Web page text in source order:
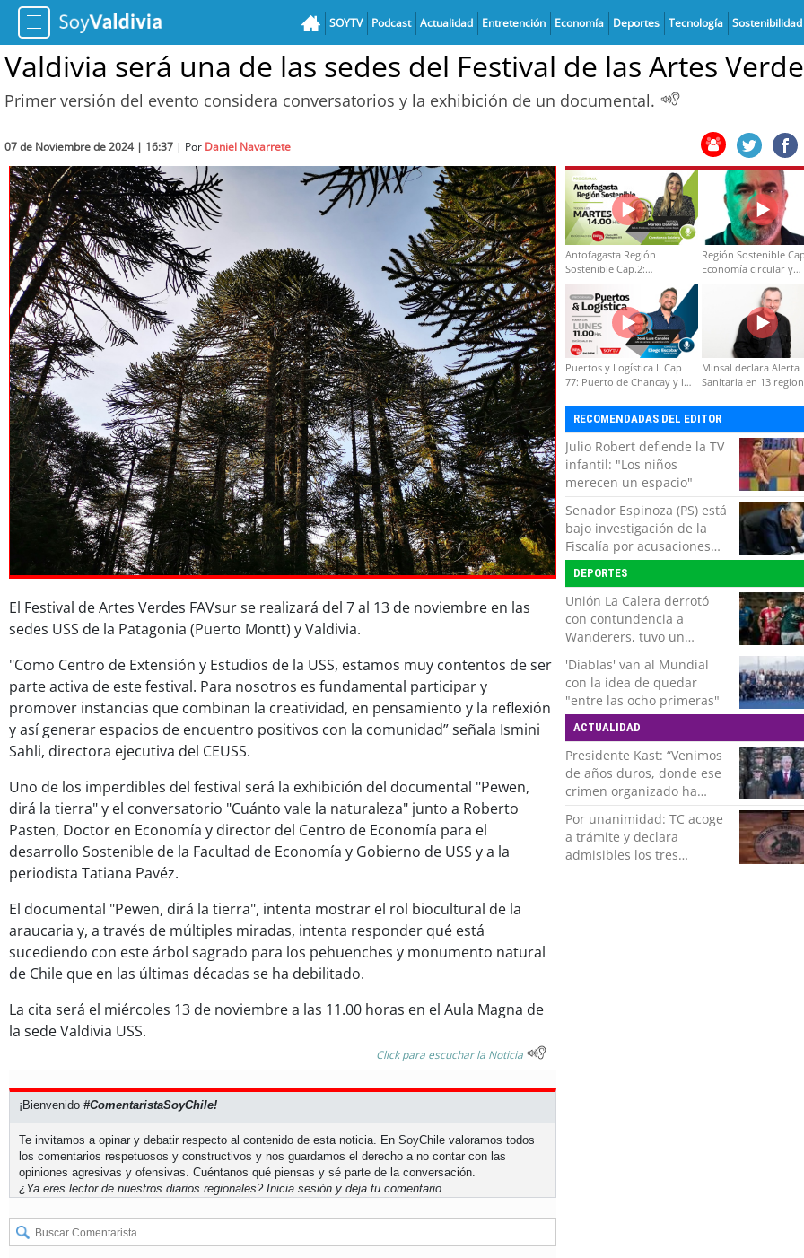
SOYTV Podcast Actualidad Entretención Economía Deportes Tecnología Sostenibilidad
Valdivia será una de las sedes del Festival de las Artes
Primer versión del evento considera conversatorios y la exhibición de un documental.
07 de Noviembre de 2024 | 16:37 | Por Daniel Navarrete
El Festival de Artes Verdes FAVsur se realizará del 7 al 13 de noviembre en las
sedes USS de la Patagonia (Puerto Montt) y Valdivia.
"Como Centro de Extensión y Estudios de la USS, estamos muy contentos de ser
parte activa de este festival. Para nosotros es fundamental participar y
promover instancias que combinan la creatividad, en pensamiento y la reflexión
y así generar espacios de encuentro positivos con la comunidad” señala Ismini
Sahli, directora ejecutiva del CEUSS.
Uno de los imperdibles del festival será la exhibición del documental "Pewen,
dirá la tierra" y el conversatorio "Cuánto vale la naturaleza" junto a Roberto
Pasten, Doctor en Economía y director del Centro de Economía para el
desarrollo Sostenible de la Facultad de Economía y Gobierno de USS y a la
periodista Tatiana Pavéz.
El documental "Pewen, dirá la tierra", intenta mostrar el rol biocultural de la
araucaria y, a través de múltiples miradas, intenta responder qué está
sucediendo con este árbol sagrado para los pehuenches y monumento natural
de Chile que en las últimas décadas se ha debilitado.
La cita será el miércoles 13 de noviembre a las 11.00 horas en el Aula Magna de
la sede Valdivia USS.
Click para escuchar la Noticia
¡Bienvenido #ComentaristaSoyChile!
Te invitamos a opinar y debatir respecto al contenido de esta noticia. En SoyChile valoramos todos
los comentarios respetuosos y constructivos y nos guardamos el derecho a no contar con las
opiniones agresivas y ofensivas. Cuéntanos qué piensas y sé parte de la conversación.
¿Ya eres lector de nuestros diarios regionales? Inicia sesión y deja tu comentario.
Antofagasta Región
Sostenible Cap.2:
Educación ambiental y
formación de capacidades
técnicas
Región Sostenible
Economía circular y
Puertos y Logística II Cap
77: Puerto de Chancay y la
Minsal declara Alerta
Sanitaria en 13
RECOMENDADAS DEL EDITOR
Julio Robert defiende la TV
infantil: "Los niños
merecen un espacio"
Senador Espinoza (PS) está
bajo investigación de la
Fiscalía por acusaciones
cruzadas de agresión con
su pareja
DEPORTES
Unión La Calera derrotó
con contundencia a
Wanderers, tuvo un
respiro y clasificó en Copa
Chile
'Diablas' van al Mundial
con la idea de quedar
"entre las ocho primeras"
ACTUALIDAD
Presidente Kast: “Venimos
de años duros, donde ese
crimen organizado ha
ocupado un lugar que no
le corresponde”
Por unanimidad: TC acoge
a trámite y declara
admisibles los tres